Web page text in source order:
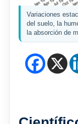
Variaciones
del suelo, la
la absorción de